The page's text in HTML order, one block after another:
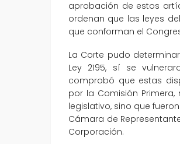
aprobación de estos
ordenan que las leyes
que conforman el
La Corte pudo
Ley 2195, sí se
comprobó que estas
por la Comisión
legislativo, sino que
Cámara de
Corporación.